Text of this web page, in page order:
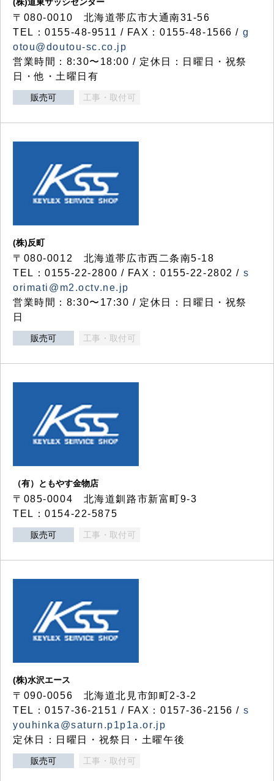
〒080-0010 北海道帯広市大通南31-56
TEL：0155-48-9511 / FAX：0155-48-1566 / g
otou@doutou-sc.co.jp
営業時間：8:30〜18:00 / 定休日：日曜日・祝祭
日・他・土曜日有
販売可 工事・取付可
(株)反町
〒080-0012 北海道帯広市西二条南5-18
TEL：0155-22-2800 / FAX：0155-22-2802 / s
orimati@m2.octv.ne.jp
営業時間：8:30〜17:30 / 定休日：日曜日・祝祭
日
販売可 工事・取付可
（有）ともやす金物店
〒085-0004 北海道釧路市新富町9-3
TEL：0154-22-5875
販売可 工事・取付可
(株)水沢エース
〒090-0056 北海道北見市卸町2-3-2
TEL：0157-36-2151 / FAX：0157-36-2156 / s
youhinka@saturn.p1p1a.or.jp
定休日：日曜日・祝祭日・土曜午後
販売可 工事・取付可